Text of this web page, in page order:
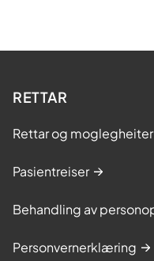
RETTAR
Rettar og moglegheiter
Pasientreiser
Behandling av
Personvernerklæring